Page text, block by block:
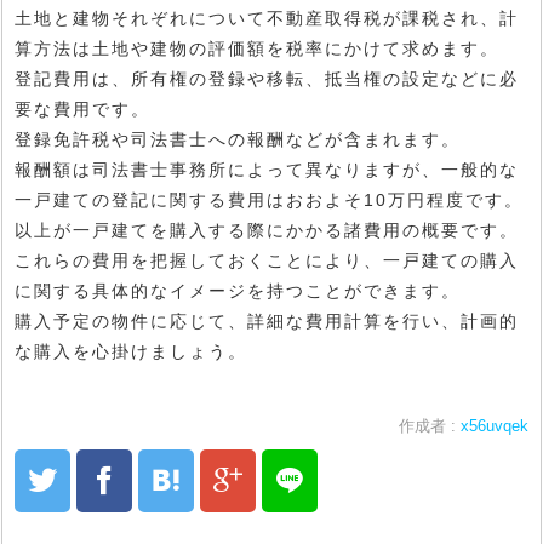
土地と建物それぞれについて不動産取得税が課税され、計
算方法は土地や建物の評価額を税率にかけて求めます。
登記費用は、所有権の登録や移転、抵当権の設定などに必
要な費用です。
登録免許税や司法書士への報酬などが含まれます。
報酬額は司法書士事務所によって異なりますが、一般的な
一戸建ての登記に関する費用はおおよそ10万円程度です。
以上が一戸建てを購入する際にかかる諸費用の概要です。
これらの費用を把握しておくことにより、一戸建ての購入
に関する具体的なイメージを持つことができます。
購入予定の物件に応じて、詳細な費用計算を行い、計画的
な購入を心掛けましょう。
作成者 : x56uvqek